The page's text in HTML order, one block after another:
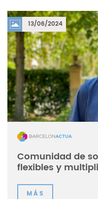
13/06/2024
Comunidad de
flexibles y
MÁS